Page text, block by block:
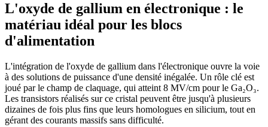
L'oxyde de gallium en électronique : le
matériau idéal pour les blocs
d'alimentation
L'intégration de l'oxyde de gallium dans l'électronique ouvre la voie
à des solutions de puissance d'une densité inégalée. Un rôle clé est
joué par le champ de claquage, qui atteint 8 MV/cm pour le Ga₂O₃.
Les transistors réalisés sur ce cristal peuvent être jusqu'à plusieurs
dizaines de fois plus fins que leurs homologues en silicium, tout en
gérant des courants massifs sans difficulté.